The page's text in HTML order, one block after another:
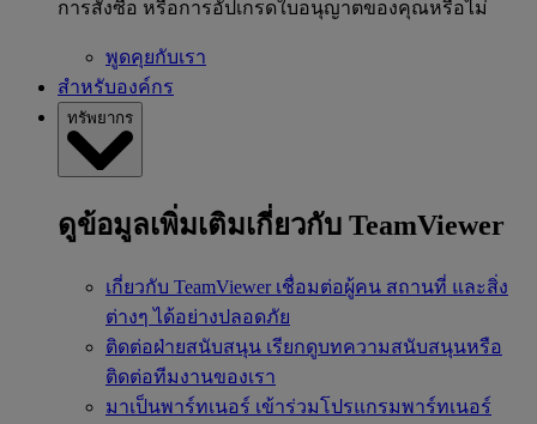
การสั่งซื้อ หรือการอัปเกรดใบอนุญาตของคุณหรือไม่
พูดคุยกับเรา
สำหรับองค์กร
ทรัพยากร
ดูข้อมูลเพิ่มเติมเกี่ยวกับ TeamViewer
เกี่ยวกับ TeamViewer เชื่อมต่อผู้คน สถานที่ และสิ่ง
ต่างๆ ได้อย่างปลอดภัย
ติดต่อฝ่ายสนับสนุน เรียกดูบทความสนับสนุนหรือ
ติดต่อทีมงานของเรา
มาเป็นพาร์ทเนอร์ เข้าร่วมโปรแกรมพาร์ทเนอร์